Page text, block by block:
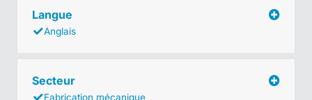
Langue
Anglais
Secteur
Fabrication mécanique